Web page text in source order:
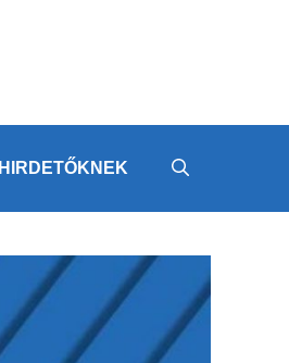
HIRDETŐKNEK